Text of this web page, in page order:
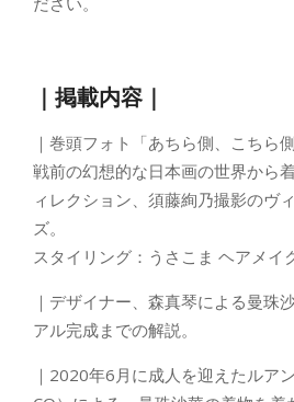
｜掲載内容｜
｜巻頭フォト「あちら側、こちら
戦前の幻想的な日本画の世界から
ィレクション、須藤絢乃撮影のヴ
ズ。
スタイリング：うさこま ヘアメ
｜デザイナー、森真琴による曼珠
アル完成までの解説。
｜2020年6月に成人を迎えたルア